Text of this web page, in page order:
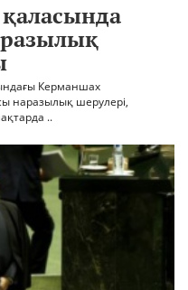
Керманшах
наразылық шерулері,
..